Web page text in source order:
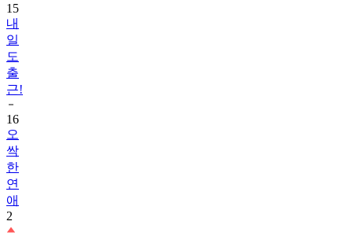
15
내
일
도
출
근!
16
오
싹
한
연
애
2